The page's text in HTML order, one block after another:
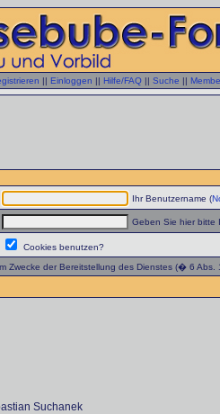
|| Einloggen || Hilfe/FAQ || Suche ||
Ihr Benutzername (
Geben Sie hier bitte
Cookies benutzen?
Zwecke der Bereitstellung des Dienstes (� 6
Suchanek